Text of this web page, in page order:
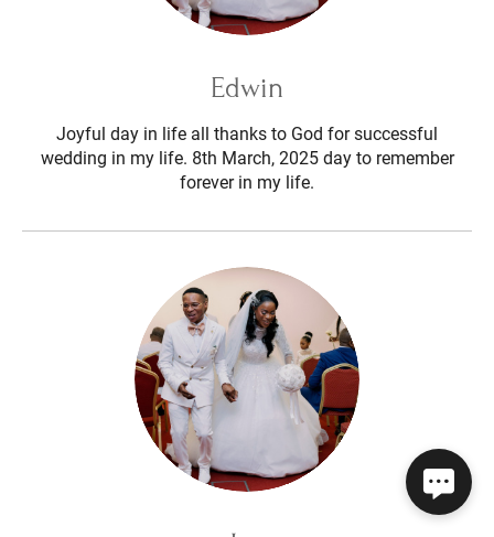
Edwin
Joyful day in life all thanks to God for successful
wedding in my life. 8th March, 2025 day to remember
forever in my life.